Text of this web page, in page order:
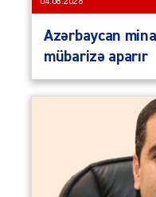
Azərbaycan
mübarizə aparır